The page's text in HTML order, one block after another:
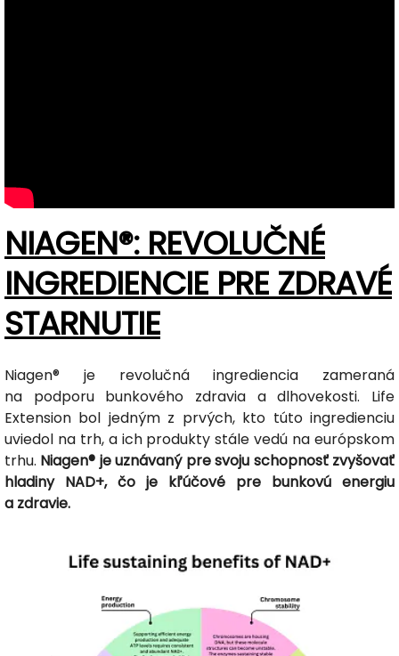
NIAGEN®: REVOLUČNÉ
INGREDIENCIE PRE ZDRAVÉ
STARNUTIE
Niagen® je revolučná ingrediencia zameraná
na podporu bunkového zdravia a dlhovekosti. Life
Extension bol jedným z prvých, kto túto ingredienciu
uviedol na trh, a ich produkty stále vedú na európskom
trhu. Niagen® je uznávaný pre svoju schopnosť zvyšovať
hladiny NAD+, čo je kľúčové pre bunkovú energiu
a zdravie.